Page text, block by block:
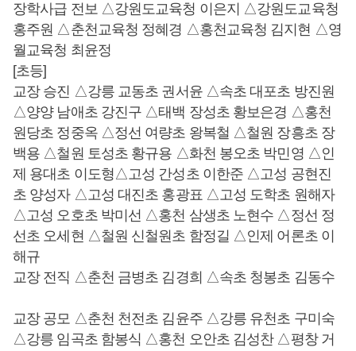
장학사급 전보 △강원도교육청 이은지 △강원도교육청
홍주원 △춘천교육청 정혜경 △홍천교육청 김지현 △영
월교육청 최윤정
[초등]
교장 승진 △강릉 교동초 권서윤 △속초 대포초 방진원
△양양 남애초 강진구 △태백 장성초 황보은경 △홍천
원당초 정중옥 △정선 여량초 왕복철 △철원 장흥초 장
백용 △철원 토성초 황규용 △화천 봉오초 박민영 △인
제 용대초 이도형△고성 간성초 이한준 △고성 공현진
초 양성자 △고성 대진초 홍광표 △고성 도학초 원해자
△고성 오호초 박미선 △홍천 삼생초 노현수 △정선 정
선초 오세현 △철원 신철원초 함정길 △인제 어론초 이
해규
교장 전직 △춘천 금병초 김경희 △속초 청봉초 김동수
교장 공모 △춘천 천전초 김윤주 △강릉 유천초 구미숙
△강릉 임곡초 함봉식 △홍천 오안초 김성찬 △평창 거